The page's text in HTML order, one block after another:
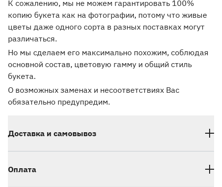
К сожалению, мы не можем гарантировать 100%
копию букета как на фотографии, потому что живые
цветы даже одного сорта в разных поставках могут
различаться.
Но мы сделаем его максимально похожим, соблюдая
основной состав, цветовую гамму и общий стиль
букета.
О возможных заменах и несоответствиях Вас
обязательно предупредим.
Доставка и самовывоз
Оплата